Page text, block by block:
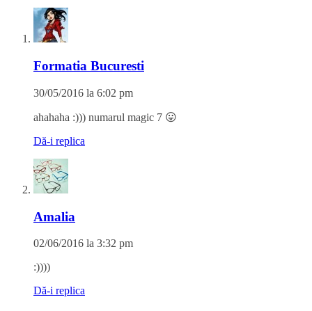
Formatia Bucuresti
30/05/2016 la 6:02 pm
ahahaha :))) numarul magic 7 😛
Dă-i replica
Amalia
02/06/2016 la 3:32 pm
:))))
Dă-i replica